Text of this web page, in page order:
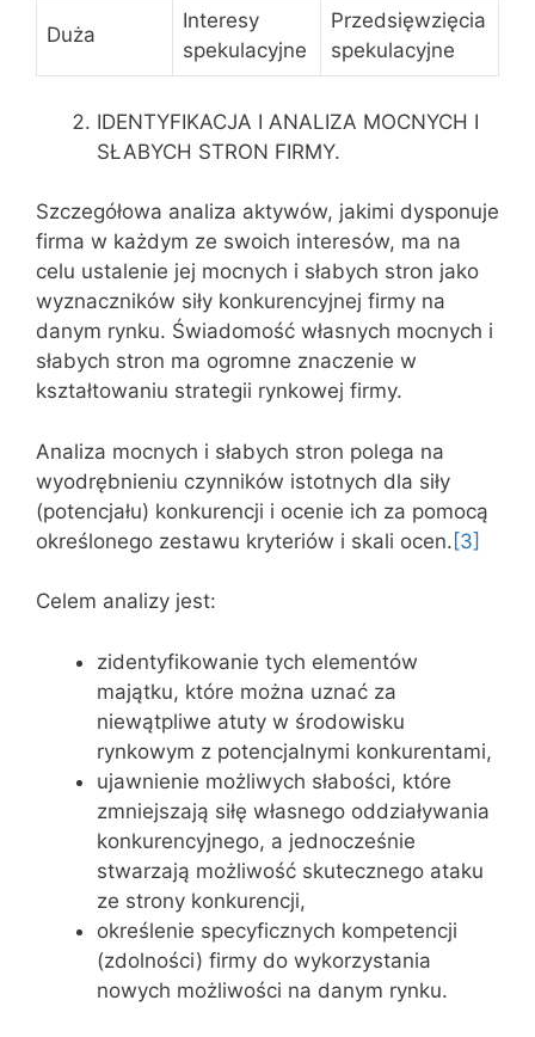
Duża
Interesy
spekulacyjne
Przedsięwzięcia
spekulacyjne
IDENTYFIKACJA I ANALIZA MOCNYCH I
SŁABYCH STRON FIRMY.
Szczegółowa analiza aktywów, jakimi dysponuje
firma w każdym ze swoich interesów, ma na
celu ustalenie jej mocnych i słabych stron jako
wyznaczników siły konkurencyjnej firmy na
danym rynku. Świadomość własnych mocnych i
słabych stron ma ogromne znaczenie w
kształtowaniu strategii rynkowej firmy.
Analiza mocnych i słabych stron polega na
wyodrębnieniu czynników istotnych dla siły
(potencjału) konkurencji i ocenie ich za pomocą
określonego zestawu kryteriów i skali ocen. [3]
Celem analizy jest:
zidentyfikowanie tych elementów
majątku, które można uznać za
niewątpliwe atuty w środowisku
rynkowym z potencjalnymi konkurentami,
ujawnienie możliwych słabości, które
zmniejszają siłę własnego oddziaływania
konkurencyjnego, a jednocześnie
stwarzają możliwość skutecznego ataku
ze strony konkurencji,
określenie specyficznych kompetencji
(zdolności) firmy do wykorzystania
nowych możliwości na danym rynku.